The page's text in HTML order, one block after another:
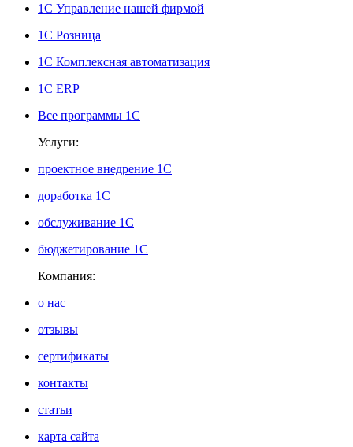
1С Управление нашей фирмой
1С Розница
1С Комплексная автоматизация
1С ERP
Все программы 1С
Услуги:
проектное внедрение 1С
доработка 1С
обслуживание 1С
бюджетирование 1С
Компания:
о нас
отзывы
сертификаты
контакты
статьи
карта сайта